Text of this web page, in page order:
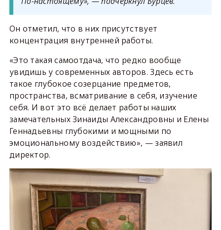
Он отметил, что в них присутствует
концентрация внутренней работы.
«Это такая самоотдача, что редко вообще
увидишь у современных авторов. Здесь есть
такое глубокое созерцание предметов,
пространства, всматривание в себя, изучение
себя. И вот это всё делает работы наших
замечательных Зинаиды Александровны и Елены
Геннадьевны глубокими и мощными по
эмоциональному воздействию», — заявил
директор.